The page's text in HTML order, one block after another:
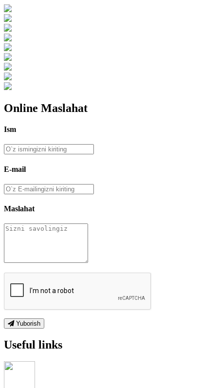
Online Maslahat
Ism
E-mail
Maslahat
Yuborish
Useful links